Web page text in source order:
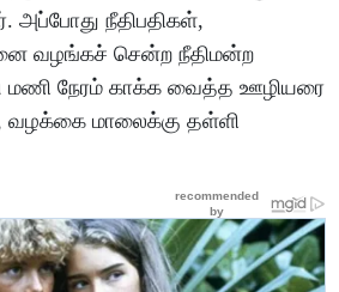
அப்போது நீதிபதிகள்,
வழங்கச் சென்ற நீதிமன்ற
மணி நேரம் காக்க வைத்த ஊழியரை
வழக்கை மாலைக்கு தள்ளி